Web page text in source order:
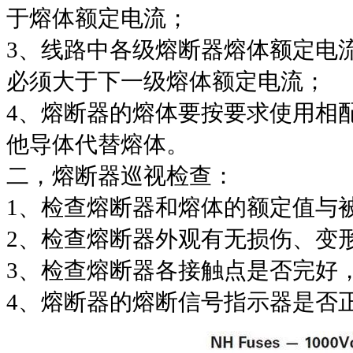
于熔体额定电流；
3、线路中各级熔断器熔体额定电
必须大于下一级熔体额定电流；
4、熔断器的熔体要按要求使用相
他导体代替熔体。
二，熔断器巡视检查：
1、检查熔断器和熔体的额定值与
2、检查熔断器外观有无损伤、变
3、检查熔断器各接触点是否完好
4、熔断器的熔断信号指示器是否